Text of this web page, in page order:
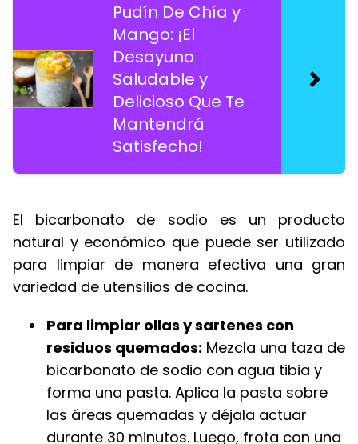
Pudín De Chía y
Mango: ¡El
Desayuno
Saludable y
Delicioso Que Te
Mantendrá
Satisfecho!
El bicarbonato de sodio es un producto
natural y económico que puede ser utilizado
para limpiar de manera efectiva una gran
variedad de utensilios de cocina.
Para limpiar ollas y sartenes con
residuos quemados: Mezcla una taza de
bicarbonato de sodio con agua tibia y
forma una pasta. Aplica la pasta sobre
las áreas quemadas y déjala actuar
durante 30 minutos. Luego, frota con una